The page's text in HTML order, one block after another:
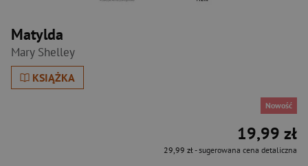
Matylda
Mary Shelley
KSIĄŻKA
Nowość
19,99 zł
29,99 zł- sugerowana cena detaliczna